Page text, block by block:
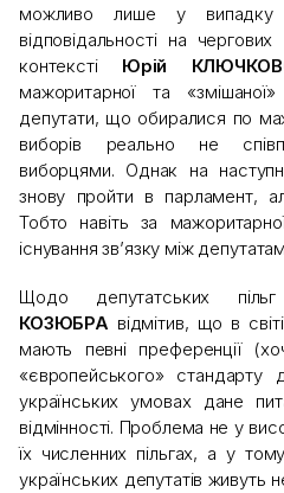
можливо лише у випадку
відповідальності на
контексті Юрій
мажоритарної та
депутати, що обиралися по
виборів реально не
виборцями. Однак на
знову пройти в парламент,
Тобто навіть за
існування зв’язку між
Щодо депутатських
КОЗЮБРА відмітив, що в
мають певні преференції
«європейського»
українських умовах дане
відмінності. Проблема не у
їх численних пільгах, а у
українських депутатів живуть